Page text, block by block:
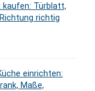
Türblatt,
richtig
einrichten:
Maße,